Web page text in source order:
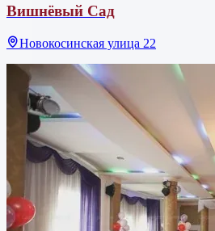
Вишнёвый Сад
Новокосинская улица 22